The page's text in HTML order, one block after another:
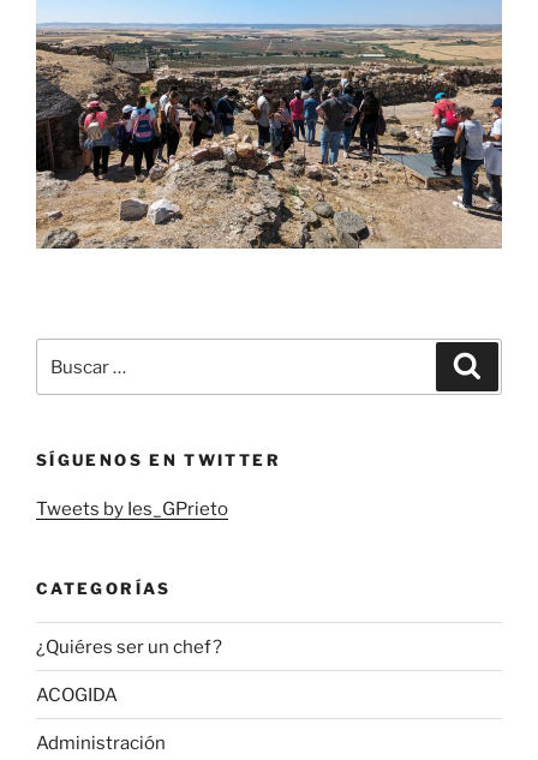
por:
SÍGUENOS EN TWITTER
Tweets by Ies_GPrieto
CATEGORÍAS
¿Quiéres ser un chef?
ACOGIDA
Administración